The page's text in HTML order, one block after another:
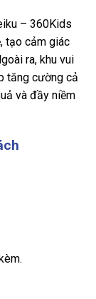
– 360Kids
tạo cảm giác
ra, khu vui
tăng cường cả
và đầy niềm